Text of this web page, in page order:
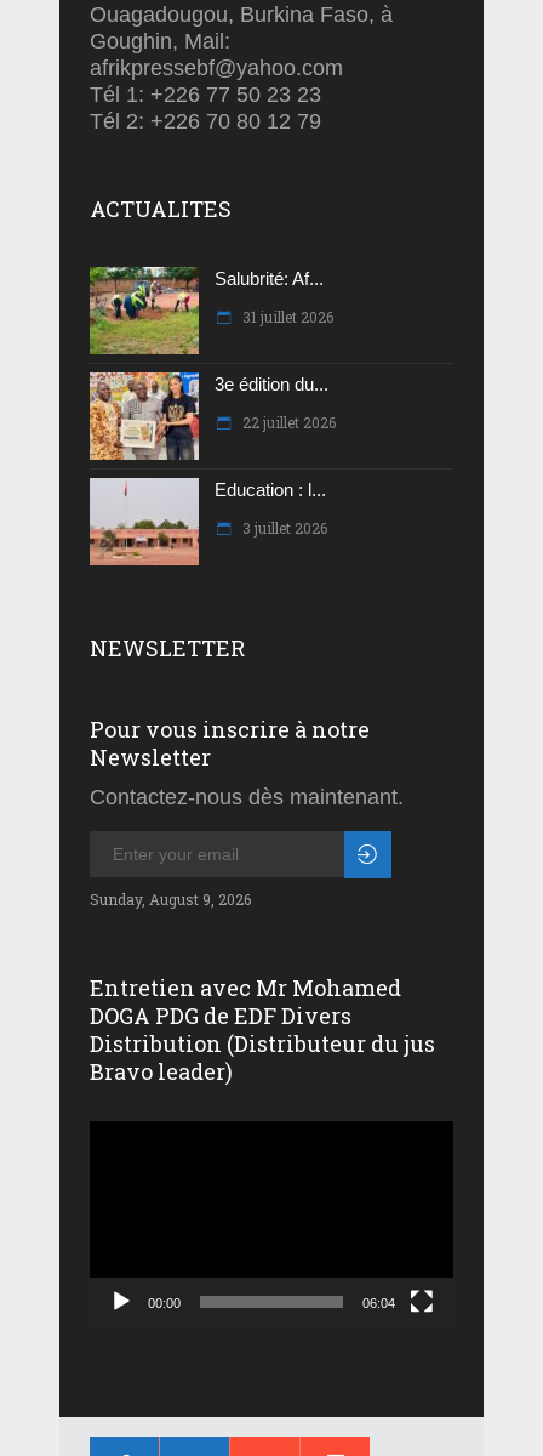
Ouagadougou, Burkina Faso, à
Goughin, Mail:
afrikpressebf@yahoo.com
Tél 1: +226 77 50 23 23
Tél 2: +226 70 80 12 79
ACTUALITES
Salubrité: Af...
31 juillet 2026
3e édition du...
22 juillet 2026
Education : l...
3 juillet 2026
NEWSLETTER
Pour vous inscrire à notre
Newsletter
Contactez-nous dès maintenant.
Sunday, August 9, 2026
Entretien avec Mr Mohamed
DOGA PDG de EDF Divers
Distribution (Distributeur du jus
Bravo leader)
00:00 06:04